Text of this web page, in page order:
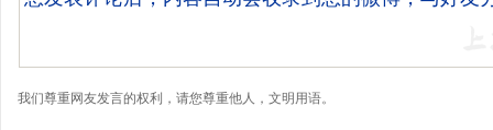
我们尊重网友发言的权利，请您尊重他人，文明用语。